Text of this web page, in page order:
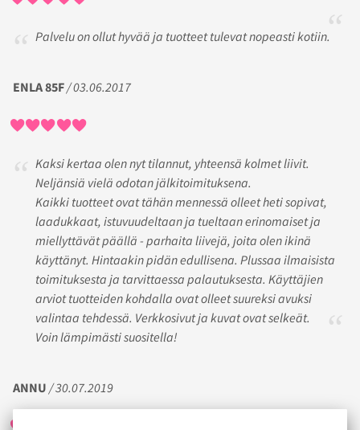
Palvelu on ollut hyvää ja tuotteet tulevat nopeasti kotiin.
ENLA 85F / 03.06.2017
Kaksi kertaa olen nyt tilannut, yhteensä kolmet liivit.
Neljänsiä vielä odotan jälkitoimituksena.
Kaikki tuotteet ovat tähän mennessä olleet heti sopivat,
laadukkaat, istuvuudeltaan ja tueltaan erinomaiset ja
miellyttävät päällä - parhaita liivejä, joita olen ikinä
käyttänyt. Hintaakin pidän edullisena. Plussaa ilmaisista
toimituksesta ja tarvittaessa palautuksesta. Käyttäjien
arviot tuotteiden kohdalla ovat olleet suureksi avuksi
valintaa tehdessä. Verkkosivut ja kuvat ovat selkeät.
Voin lämpimästi suositella!
ANNU / 30.07.2019